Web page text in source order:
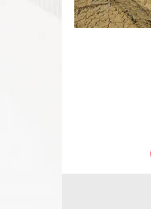
chantier
réhabilitation de
à fournir des